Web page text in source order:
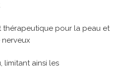
thérapeutique pour la peau et
limitant ainsi les